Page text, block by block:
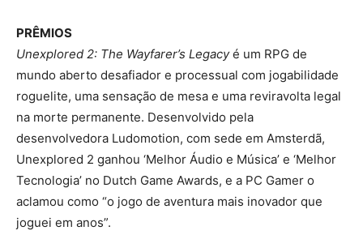
PRÊMIOS
Unexplored 2: The Wayfarer’s Legacyé um RPG de
mundo aberto desafiador e processual com jogabilidade
roguelite, uma sensação de mesa e uma reviravolta legal
na morte permanente. Desenvolvido pela
desenvolvedora Ludomotion, com sede em Amsterdã,
Unexplored 2 ganhou ‘Melhor Áudio e Música’ e ‘Melhor
Tecnologia’ no Dutch Game Awards, e a PC Gamer o
aclamou como “o jogo de aventura mais inovador que
joguei em anos”.